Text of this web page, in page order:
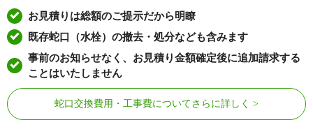
お見積りは総額のご提示だから明瞭
既存蛇口（水栓）の撤去・処分なども含みます
事前のお知らせなく、お見積り金額確定後に追加請求する
ことはいたしません
蛇口交換費用・工事費についてさらに詳しく